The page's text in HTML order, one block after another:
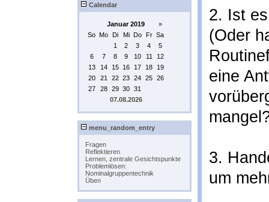
Calendar
Januar 2019
»
So Mo Di Mi Do Fr Sa
1
2 3 4
5
6
7 8 9 10 11
12
13
14 15 16 17 18
19
20
21 22 23 24 25 26
27
28 29 30 31
07.08.2026
menu_random_entry
Fragen
Reflektieren
Lernen, zentrale Gesichtspunkte
Problemlösen:
Nominalgruppentechnik
Üben
2. Ist
(Oder
eine
3.
um